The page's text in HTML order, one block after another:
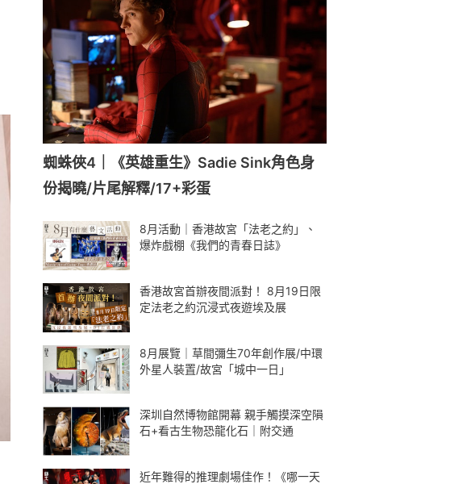
蜘蛛俠4｜《英雄重生》Sadie Sink角色身
份揭曉/片尾解釋/17+彩蛋
8月活動｜香港故宮「法老之約」、
爆炸戲棚《我們的青春日誌》
香港故宮首辦夜間派對！ 8月19日限
定法老之約沉浸式夜遊埃及展
8月展覽｜草間彌生70年創作展/中環
外星人裝置/故宮「城中一日」
深圳自然博物館開幕 親手觸摸深空隕
石+看古生物恐龍化石｜附交通
近年難得的推理劇場佳作！《哪一天